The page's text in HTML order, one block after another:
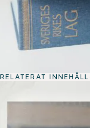
RELATERAT INNEHÅLL